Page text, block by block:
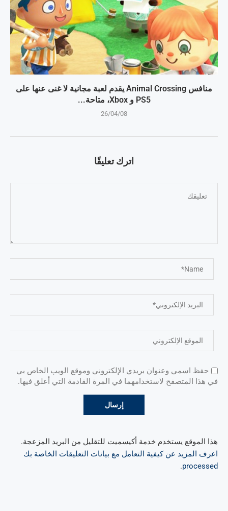
منافس Animal Crossing يقدم لعبة مجانية لا غنى عنها على
PS5 و Xbox، متاحة...
26/04/08
اترك تعليقًا
حفظ اسمي وعنوان بريدي الإلكتروني وموقع الويب الخاص بي
في هذا المتصفح لاستخدامهما في المرة القادمة التي أعلق فيها.
هذا الموقع يستخدم خدمة أكيسميت للتقليل من البريد المزعجة.
اعرف المزيد عن كيفية التعامل مع بيانات التعليقات الخاصة بك
processed
.